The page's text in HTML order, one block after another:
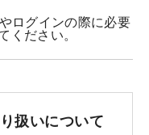
ログインの際に必要
ください。
扱いについて